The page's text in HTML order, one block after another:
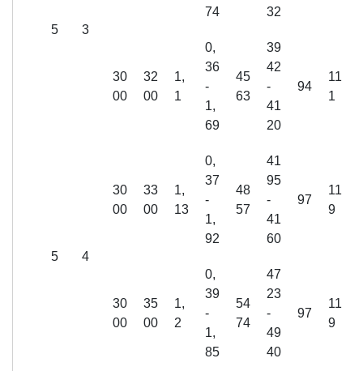
5 3
74
32
30
00
32
00
1,
1
0,
36
-
1,
69
45
63
39
42
-
41
20
94
11
1
5 4
30
00
33
00
1,
13
0,
37
-
1,
92
48
57
41
95
-
41
60
97
11
9
30
00
35
00
1,
2
0,
39
-
1,
85
54
74
47
23
-
49
40
97
11
9